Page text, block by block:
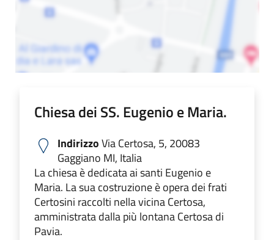
Chiesa dei SS. Eugenio e Maria.
IndirizzoVia Certosa, 5, 20083
Gaggiano MI, Italia
La chiesa è dedicata ai santi Eugenio e
Maria. La sua costruzione è opera dei frati
Certosini raccolti nella vicina Certosa,
amministrata dalla più lontana Certosa di
Pavia.